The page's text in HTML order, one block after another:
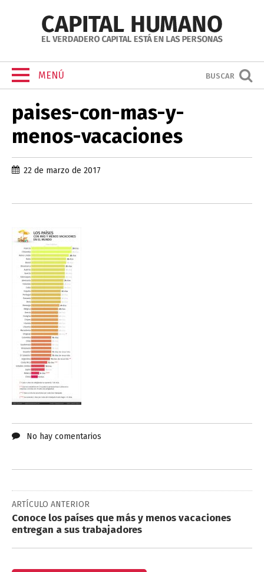
MENÚ BUSCAR
paises-con-mas-y-
menos-vacaciones
22 de marzo de 2017
No hay comentarios
ARTÍCULO ANTERIOR
Conoce los países que más y menos vacaciones
entregan a sus trabajadores